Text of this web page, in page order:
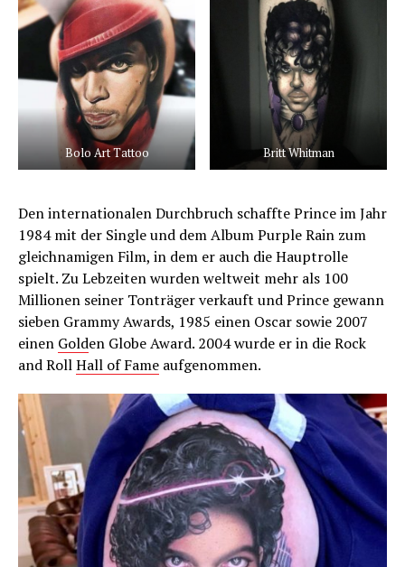
Bolo Art Tattoo Britt Whitman
Den internationalen Durchbruch schaffte Prince im Jahr
1984 mit der Single und dem Album Purple Rain zum
gleichnamigen Film, in dem er auch die Hauptrolle
spielt. Zu Lebzeiten wurden weltweit mehr als 100
Millionen seiner Tonträger verkauft und Prince gewann
sieben Grammy Awards, 1985 einen Oscar sowie 2007
einen Golden Globe Award. 2004 wurde er in die Rock
and RollHall of Fame aufgenommen.